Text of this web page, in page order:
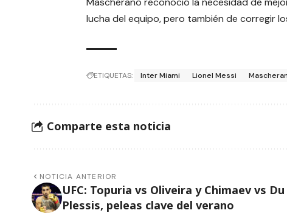
lucha del equipo, pero también de corregir
ETIQUETAS: Inter Miami Lionel Messi
Comparte esta noticia
NOTICIA ANTERIOR
UFC: Topuria vs Oliveira y Chimaev vs Du
Plessis, peleas clave del verano